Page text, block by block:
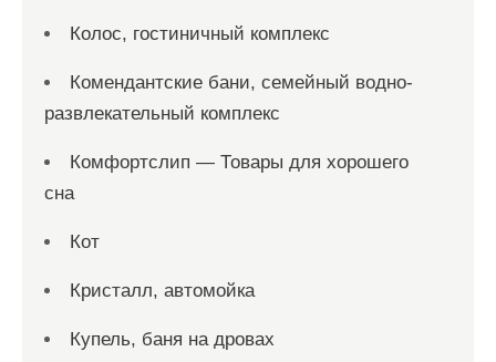
Колос, гостиничный комплекс
Комендантские бани, семейный водно-
развлекательный комплекс
Комфортслип — Товары для хорошего
сна
Кот
Кристалл, автомойка
Купель, баня на дровах